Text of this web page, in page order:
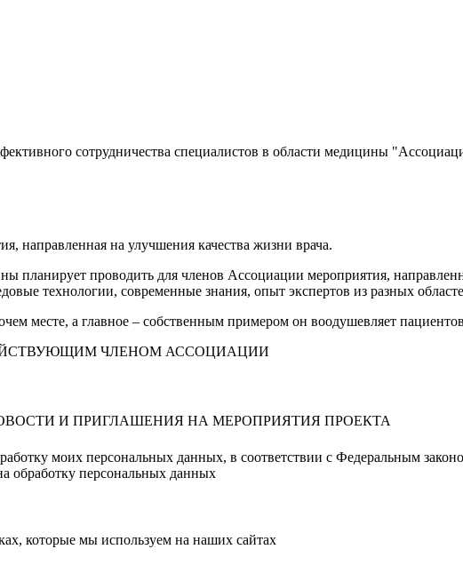
сотрудничества специалистов в области медицины
на улучшения качества жизни врача.
проводить для членов Ассоциации мероприятия,
технологии, современные знания, опыт экспертов из разных
месте, а главное – собственным примером он воодушевляет
ЧЛЕНОМ АССОЦИАЦИИ
И ПРИГЛАШЕНИЯ НА МЕРОПРИЯТИЯ ПРОЕКТА
моих персональных данных, в соответствии с Федеральным
обработку персональных данных
которые мы используем на наших сайтах